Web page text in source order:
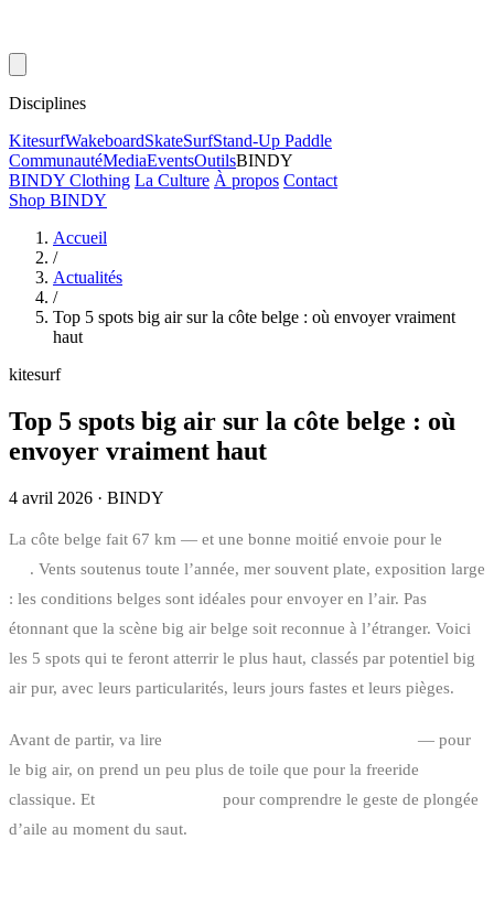
Disciplines
KitesurfWakeboardSkateSurfStand-Up Paddle
CommunautéMediaEventsOutilsBINDY
BINDY Clothing La Culture À propos Contact
Shop BINDY
Accueil
/
Actualités
/
Top 5 spots big air sur la côte belge : où envoyer vraiment
haut
kitesurf
Top 5 spots big air sur la côte belge : où
envoyer vraiment haut
4 avril 2026 · BINDY
La côte belge fait 67 km — et une bonne moitié envoie pour le
. Vents soutenus toute l’année, mer souvent plate, exposition large
: les conditions belges sont idéales pour envoyer en l’air. Pas
étonnant que la scène big air belge soit reconnue à l’étranger. Voici
les 5 spots qui te feront atterrir le plus haut, classés par potentiel big
air pur, avec leurs particularités, leurs jours fastes et leurs pièges.
Avant de partir, va lire
— pour
le big air, on prend un peu plus de toile que pour la freeride
classique. Et
pour comprendre le geste de plongée
d’aile au moment du saut.